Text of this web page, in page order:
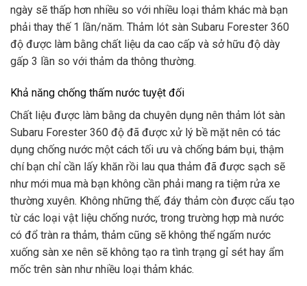
ngày sẽ thấp hơn nhiều so với nhiều loại thảm khác mà bạn
phải thay thế 1 lần/năm. Thảm lót sàn Subaru Forester 360
độ được làm bằng chất liệu da cao cấp và sở hữu độ dày
gấp 3 lần so với thảm da thông thường.
Khả năng chống thấm nước tuyệt đối
Chất liệu được làm bằng da chuyên dụng nên thảm lót sàn
Subaru Forester 360 độ đã được xử lý bề mặt nên có tác
dụng chống nước một cách tối ưu và chống bám bụi, thậm
chí bạn chỉ cần lấy khăn rồi lau qua thảm đã được sạch sẽ
như mới mua mà bạn không cần phải mang ra tiệm rửa xe
thường xuyên. Không những thế, đáy thảm còn được cấu tạo
từ các loại vật liệu chống nước, trong trường hợp mà nước
có đổ tràn ra thảm, thảm cũng sẽ không thể ngấm nước
xuống sàn xe nên sẽ không tạo ra tình trạng gỉ sét hay ẩm
mốc trên sàn như nhiều loại thảm khác.